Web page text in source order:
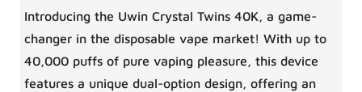
Introducing the Uwin Crystal Twins 40K, a game-
changer in the disposable vape market! With up to
40,000 puffs of pure vaping pleasure, this device
features a unique dual-option design, offering an